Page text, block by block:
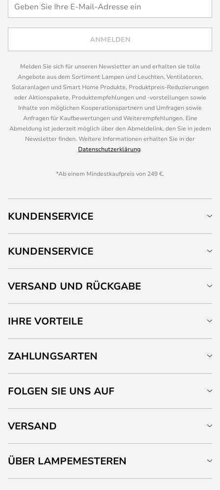
ANMELDEN
Melden Sie sich für unseren Newsletter an und erhalten sie tolle
Angebote aus dem Sortiment Lampen und Leuchten, Ventilatoren,
Solaranlagen und Smart Home Produkte, Produktpreis-Reduzierungen
oder Aktionspakete, Produktempfehlungen und -vorstellungen sowie
Inhalte von möglichen Kooperationspartnern und Umfragen sowie
Anfragen für Kaufbewertungen und Weiterempfehlungen. Eine
Abmeldung ist jederzeit möglich über den Abmeldelink, den Sie in jedem
Newsletter finden. Weitere Informationen erhalten Sie in der
Datenschutzerklärung.
*Ab einem Mindestkaufpreis von 249 €.
KUNDENSERVICE
KUNDENSERVICE
VERSAND UND RÜCKGABE
IHRE VORTEILE
ZAHLUNGSARTEN
FOLGEN SIE UNS AUF
VERSAND
ÜBER LAMPEMESTEREN